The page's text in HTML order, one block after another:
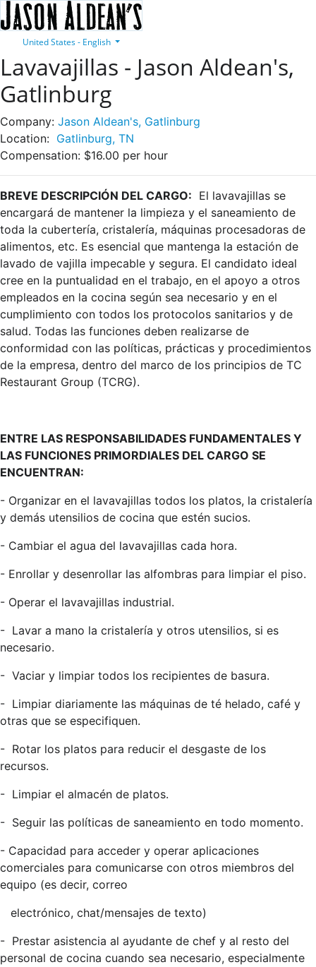
United States - English
Lavavajillas - Jason Aldean's,
Gatlinburg
Company: Jason Aldean's, Gatlinburg
Location: Gatlinburg, TN
Compensation: $16.00 per hour
BREVE DESCRIPCIÓN DEL CARGO: El lavavajillas se
encargará de mantener la limpieza y el saneamiento de
toda la cubertería, cristalería, máquinas procesadoras de
alimentos, etc. Es esencial que mantenga la estación de
lavado de vajilla impecable y segura. El candidato ideal
cree en la puntualidad en el trabajo, en el apoyo a otros
empleados en la cocina según sea necesario y en el
cumplimiento con todos los protocolos sanitarios y de
salud. Todas las funciones deben realizarse de
conformidad con las políticas, prácticas y procedimientos
de la empresa, dentro del marco de los principios de TC
Restaurant Group (TCRG).
ENTRE LAS RESPONSABILIDADES FUNDAMENTALES Y
LAS FUNCIONES PRIMORDIALES DEL CARGO SE
ENCUENTRAN:
- Organizar en el lavavajillas todos los platos, la cristalería
y demás utensilios de cocina que estén sucios.
- Cambiar el agua del lavavajillas cada hora.
- Enrollar y desenrollar las alfombras para limpiar el piso.
- Operar el lavavajillas industrial.
- Lavar a mano la cristalería y otros utensilios, si es
necesario.
- Vaciar y limpiar todos los recipientes de basura.
- Limpiar diariamente las máquinas de té helado, café y
otras que se especifiquen.
- Rotar los platos para reducir el desgaste de los
recursos.
- Limpiar el almacén de platos.
- Seguir las políticas de saneamiento en todo momento.
- Capacidad para acceder y operar aplicaciones
comerciales para comunicarse con otros miembros del
equipo (es decir, correo
electrónico, chat/mensajes de texto)
- Prestar asistencia al ayudante de chef y al resto del
personal de cocina cuando sea necesario, especialmente